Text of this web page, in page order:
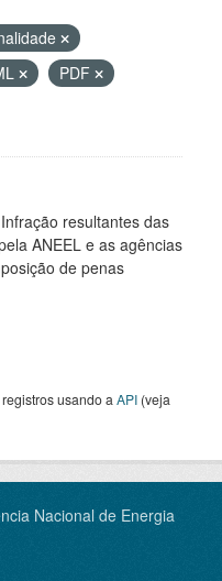
PDF
resultantes das
ANEEL e as agências
de penas
usando a API (veja
Nacional de Energia